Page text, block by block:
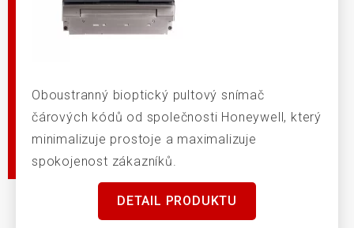
Oboustranný bioptický pultový snímač
čárových kódů od společnosti Honeywell, který
minimalizuje prostoje a maximalizuje
spokojenost zákazníků.
DETAIL PRODUKTU